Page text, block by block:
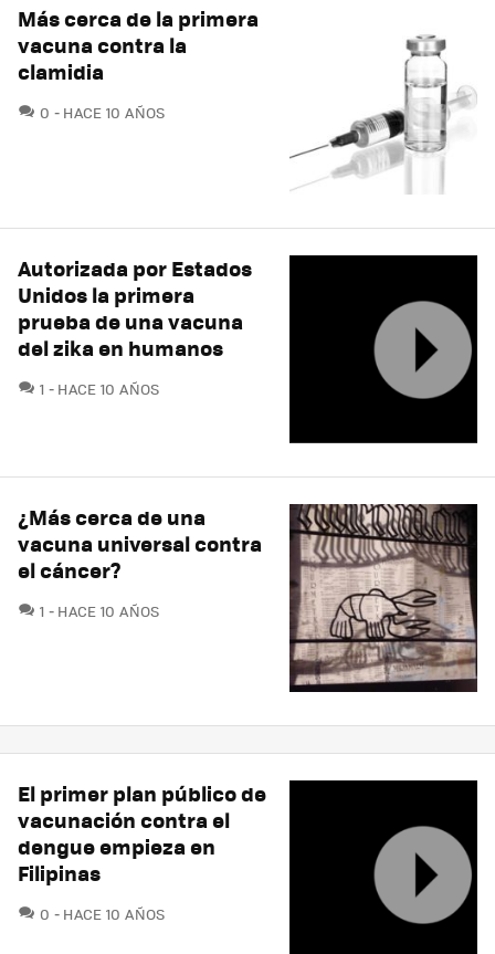
Más cerca de la primera
vacuna contra la
clamidia
0 COMENTARIOS
HACE 10 AÑOS
Autorizada por Estados
Unidos la primera
prueba de una vacuna
del zika en humanos
1 COMENTARIOS
HACE 10 AÑOS
¿Más cerca de una
vacuna universal contra
el cáncer?
1 COMENTARIOS
HACE 10 AÑOS
El primer plan público de
vacunación contra el
dengue empieza en
Filipinas
0 COMENTARIOS
HACE 10 AÑOS